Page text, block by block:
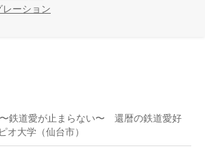
レーション
鉄道愛が止まらない〜 還暦の鉄道愛好
大学（仙台市）